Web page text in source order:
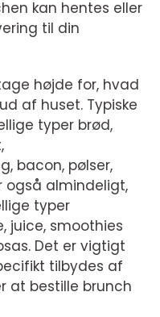
kan hentes eller
til din
højde for, hvad
af huset. Typiske
typer brød,
bacon, pølser,
også almindeligt,
typer
juice, smoothies
Det er vigtigt
tilbydes af
at bestille brunch